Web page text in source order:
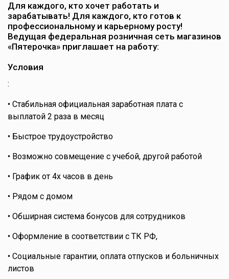
Для каждого, кто хочет работать и
зарабатывать! Для каждого, кто готов к
профессиональному и карьерному росту!
Ведущая федеральная розничная сеть магазинов
«Пятерочка» приглашает на работу:
Условия
:
• Стабильная официальная заработная плата с
выплатой 2 раза в месяц
• Быстрое трудоустройство
• Возможно совмещение с учебой, другой работой
• График от 4х часов в день
• Рядом с домом
• Обширная система бонусов для сотрудников
• Оформление в соответствии с ТК РФ,
• Социальные гарантии, оплата отпусков и больничных
листов